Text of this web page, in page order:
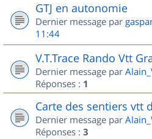
GTJ en autonomie
Dernier message par
11:44
V.T.Trace Rando Vtt
Dernier message par
Réponses : 1
Carte des sentiers vtt
Dernier message par
Réponses : 3